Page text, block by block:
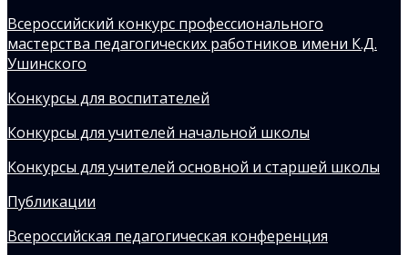
Всероссийский конкурс профессионального
мастерства педагогических работников имени К.Д.
Ушинского
Конкурсы для воспитателей
Конкурсы для учителей начальной школы
Конкурсы для учителей основной и старшей школы
Публикации
Всероссийская педагогическая конференция